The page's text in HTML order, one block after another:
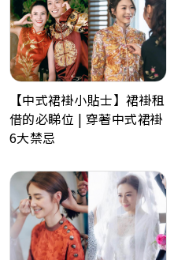
【中式裙褂小貼士】裙褂租
借的必睇位 | 穿著中式裙褂
6大禁忌